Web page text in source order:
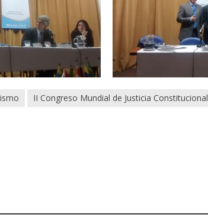
II Congreso Mundial de Justicia Constitucional